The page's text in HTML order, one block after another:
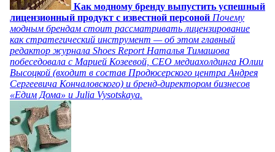
Как модному бренду выпустить успешный
лицензионный продукт с известной персоной Почему
модным брендам стоит рассматривать лицензирование
как стратегический инструмент — об этом главный
редактор журнала Shoes Report Наталья Тимашова
побеседовала с Марией Козеевой, СЕО медиахолдинга Юлии
Высоцкой (входит в состав Продюсерского центра Андрея
Сергеевича Кончаловского) и бренд-директором бизнесов
«Едим Дома» и Julia Vysotskaya.